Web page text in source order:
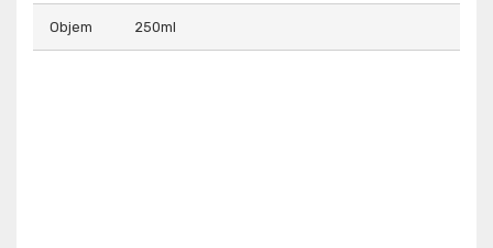
Objem 250ml